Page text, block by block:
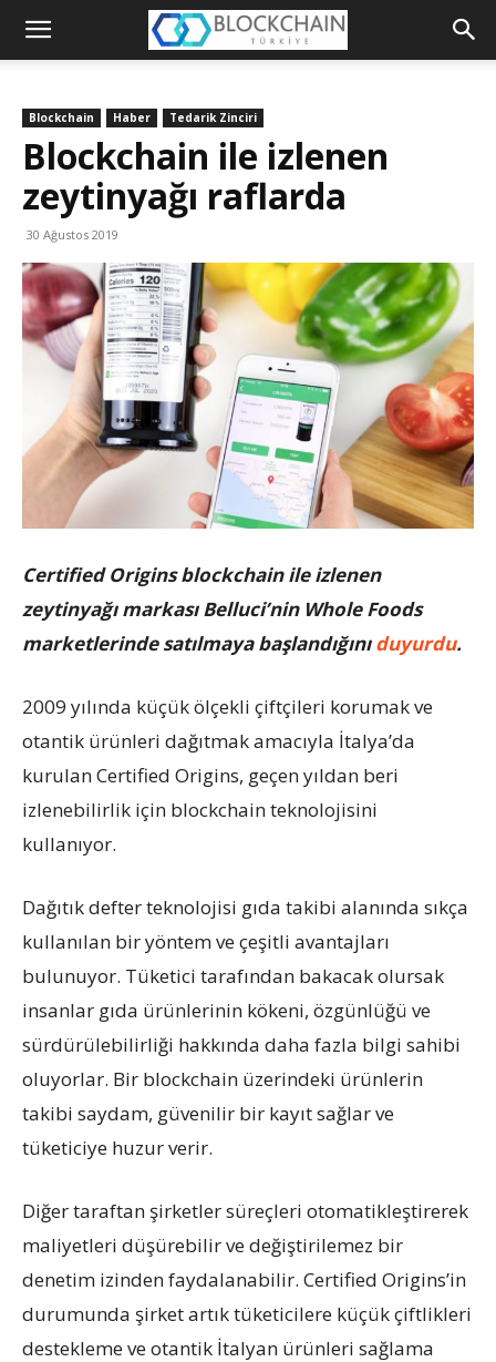
Blockchain
Platformu
Blockchain Haber Tedarik Zinciri
Blockchain ile izlenen
zeytinyağı raflarda
30 Ağustos 2019
Certified Origins blockchain ile izlenen
zeytinyağı markası Belluci’nin Whole Foods
marketlerinde satılmaya başlandığınıduyurdu.
2009 yılında küçük ölçekli çiftçileri korumak ve
otantik ürünleri dağıtmak amacıyla İtalya’da
kurulan Certified Origins, geçen yıldan beri
izlenebilirlik için blockchain teknolojisini
kullanıyor.
Dağıtık defter teknolojisi gıda takibi alanında sıkça
kullanılan bir yöntem ve çeşitli avantajları
bulunuyor. Tüketici tarafından bakacak olursak
insanlar gıda ürünlerinin kökeni, özgünlüğü ve
sürdürülebilirliği hakkında daha fazla bilgi sahibi
oluyorlar. Bir blockchain üzerindeki ürünlerin
takibi saydam, güvenilir bir kayıt sağlar ve
tüketiciye huzur verir.
Diğer taraftan şirketler süreçleri otomatikleştirerek
maliyetleri düşürebilir ve değiştirilemez bir
denetim izinden faydalanabilir. Certified Origins’in
durumunda şirket artık tüketicilere küçük çiftlikleri
destekleme ve otantik İtalyan ürünleri sağlama